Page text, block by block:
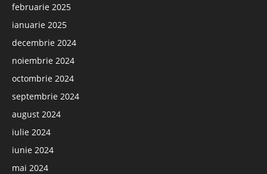
februarie 2025
ianuarie 2025
decembrie 2024
noiembrie 2024
octombrie 2024
septembrie 2024
august 2024
iulie 2024
iunie 2024
mai 2024